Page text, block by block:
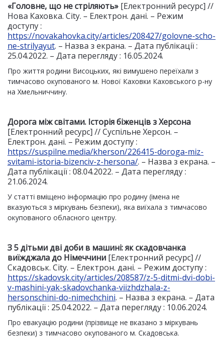
«Головне, що не стріляють» [Електронний ресурс] //
Нова Каховка. Сity. – Електрон. дані. – Режим
доступу :
https://novakahovka.city/articles/208427/golovne-scho-
ne-strilyayut. – Назва з екрана. – Дата публікації :
25.04.2022. – Дата перегляду : 16.05.2024.
Про життя родини Висоцьких, які вимушено переїхали з
тимчасово окупованого м. Нової Каховки Каховського р-ну
на Хмельниччину.
Дорога між світами. Історія біженців з Херсона
[Електронний ресурс] // Суспільне Херсон. –
Електрон. дані. – Режим доступу :
https://suspilne.media/kherson/226415-doroga-miz-
svitami-istoria-bizenciv-z-hersona/. – Назва з екрана. –
Дата публікації : 08.04.2022. – Дата перегляду :
21.06.2024.
У статті вміщено інформацію про родину (імена не
вказуються з міркувань безпеки), яка виїхала з тимчасово
окупованого обласного центру.
З 5 дітьми дві доби в машині: як скадовчанка
виїжджала до Німеччини [Електронний ресурс] //
Скадовськ. City. – Електрон. дані. – Режим доступу :
https://skadovsk.city/articles/208587/z-5-ditmi-dvi-dobi-
v-mashini-yak-skadovchanka-viizhdzhala-z-
hersonschini-do-nimechchini. – Назва з екрана. – Дата
публікації : 25.04.2022. – Дата перегляду : 10.06.2024.
Про евакуацію родини (прізвище не вказано з міркувань
безпеки) з тимчасово окупованого м. Скадовська.